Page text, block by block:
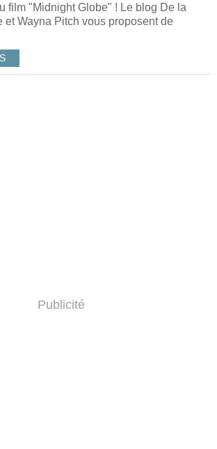
film "Midnight Globe" ! Le blog De la
et Wayna Pitch vous proposent de
Publicité